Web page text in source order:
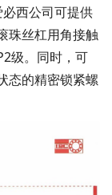
西公司可提供
珠丝杠用角接触
级。同时，可
态的精密锁紧螺